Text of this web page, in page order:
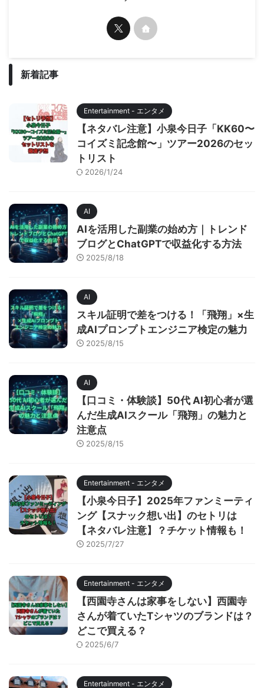
新着記事
Entertainment - エンタメ
【ネタバレ注意】小泉今日子「KK60〜
コイズミ記念館〜」ツアー2026のセッ
トリスト
2026/1/24
AI
AIを活用した副業の始め方｜トレンド
ブログとChatGPTで収益化する方法
2025/8/18
AI
スキル証明で差をつける！「飛翔」×生
成AIプロンプトエンジニア検定の魅力
2025/8/15
AI
【口コミ・体験談】50代 AI初心者が選
んだ生成AIスクール「飛翔」の魅力と
注意点
2025/8/15
Entertainment - エンタメ
【小泉今日子】2025年ファンミーティ
ング【スナック想い出】のセトリは
【ネタバレ注意】？チケット情報も！
2025/7/27
Entertainment - エンタメ
【西園寺さんは家事をしない】西園寺
さんが着ていたTシャツのブランドは？
どこで買える？
2025/6/7
Entertainment - エンタメ